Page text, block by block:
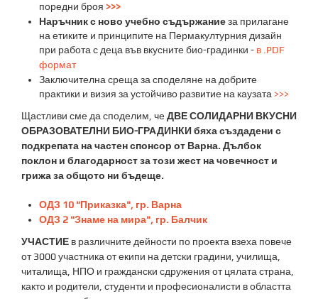
поредни броя >>>
Наръчник с ново учебно съдържаниеза прилагане
на етиките и принципите на Пермакултурния дизайн
при работа с деца във вкусните био-градинки - в .PDF
формат
Заключителна среща за споделяне на добрите
практики и визия за устойчиво развитие на каузата >>>
Щастливи сме да споделим, чеДВЕ СОЛИДАРНИ ВКУСНИ
ОБРАЗОВАТЕЛНИ БИО-ГРАДИНКИ бяха създадени с
подкрепата на частен спонсор от Варна. Дълбок
поклон и благодарност за този жест на човечност и
грижа за общото ни бъдеще.
ОДЗ 10 "Приказка", гр. Варна
ОДЗ 2 "Знаме на мира", гр. Балчик
УЧАСТИЕ в различните дейности по проекта взеха повече
от 3000 участника от екипи на детски градини, училища,
читалища, НПО и граждански сдружения от цялата страна,
както и родители, студенти и професионалисти в областта